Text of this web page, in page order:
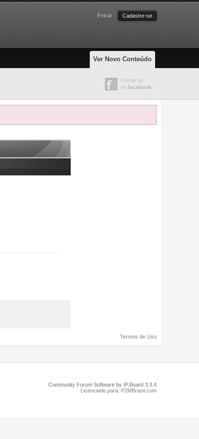
Entrar Cadastre-se
Ver Novo Conteúdo
Termos de Uso
Community Forum Software by IP.Board 3.3.4
Licenciado para: P2MBrasil.com